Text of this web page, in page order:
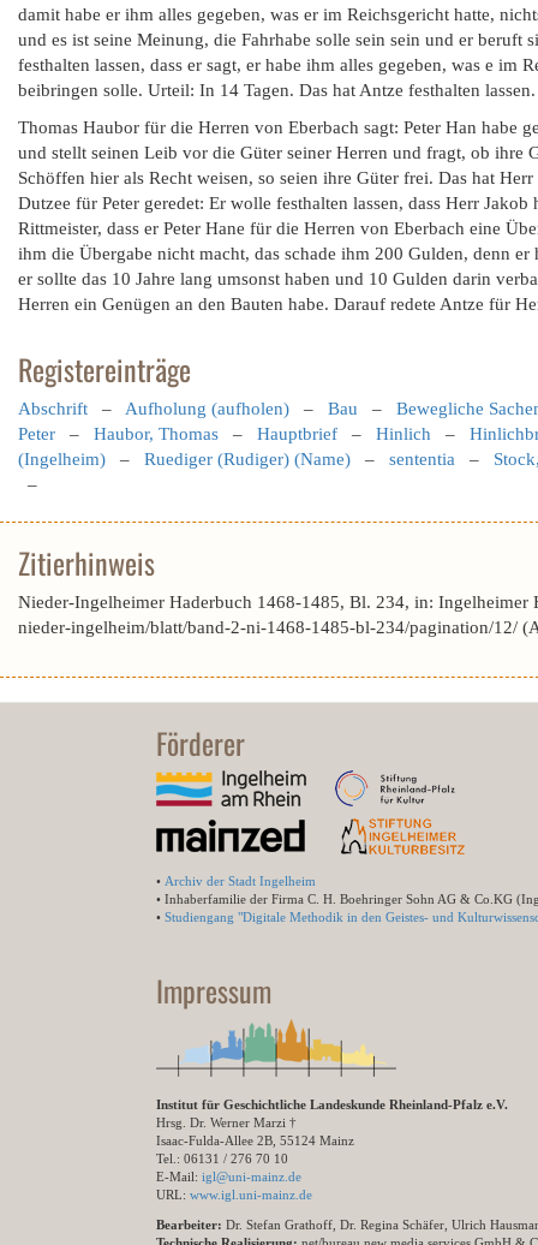
damit habe er ihm alles gegeben, was er im Reichsgericht hatte,
und es ist seine Meinung, die Fahrhabe solle sein sein und er
festhalten lassen, dass er sagt, er habe ihm alles gegeben, was e
beibringen solle. Urteil: In 14 Tagen. Das hat Antze festhalten lassen.
Thomas Haubor für die Herren von Eberbach sagt: Peter Han habe
und stellt seinen Leib vor die Güter seiner Herren und fragt, ob ihre
Schöffen hier als Recht weisen, so seien ihre Güter frei. Das hat
Dutzee für Peter geredet: Er wolle festhalten lassen, dass Herr
Rittmeister, dass er Peter Hane für die Herren von Eberbach eine
ihm die Übergabe nicht macht, das schade ihm 200 Gulden, denn
er sollte das 10 Jahre lang umsonst haben und 10 Gulden darin
Herren ein Genügen an den Bauten habe. Darauf redete Antze für
Registereinträge
Abschrift – Aufholung (aufholen) – Bau – Bewegliche
Peter – Haubor, Thomas – Hauptbrief – Hinlich –
(Ingelheim) – Ruediger (Rudiger) (Name) – sententia –
–
Zitierhinweis
Nieder-Ingelheimer Haderbuch 1468-1485, Bl. 234, in:
nieder-ingelheim/blatt/band-2-ni-1468-1485-bl-234/pagination/12/
Förderer
• Archiv der Stadt Ingelheim
• Inhaberfamilie der Firma C. H. Boehringer Sohn AG & Co.KG
• Studiengang "Digitale Methodik in den Geistes- und
Impressum
Institut für Geschichtliche Landeskunde Rheinland-Pfalz e.V.
Hrsg. Dr. Werner Marzi †
Isaac-Fulda-Allee 2B, 55124 Mainz
Tel.: 06131 / 276 70 10
E-Mail: igl@uni-mainz.de
URL: www.igl.uni-mainz.de
Bearbeiter: Dr. Stefan Grathoff, Dr. Regina Schäfer, Ulrich